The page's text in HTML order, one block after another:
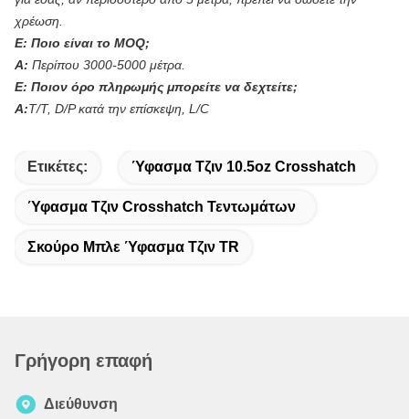
χρέωση.
Ε: Ποιο είναι το MOQ;
Α: Περίπου 3000-5000 μέτρα.
Ε: Ποιον όρο πληρωμής μπορείτε να δεχτείτε;
Α:T/T, D/P κατά την επίσκεψη, L/C
Ετικέτες: Ύφασμα Τζιν 10.5oz Crosshatch
Ύφασμα Τζιν Crosshatch Τεντωμάτων
Σκούρο Μπλε Ύφασμα Τζιν TR
Γρήγορη επαφή
Διεύθυνση